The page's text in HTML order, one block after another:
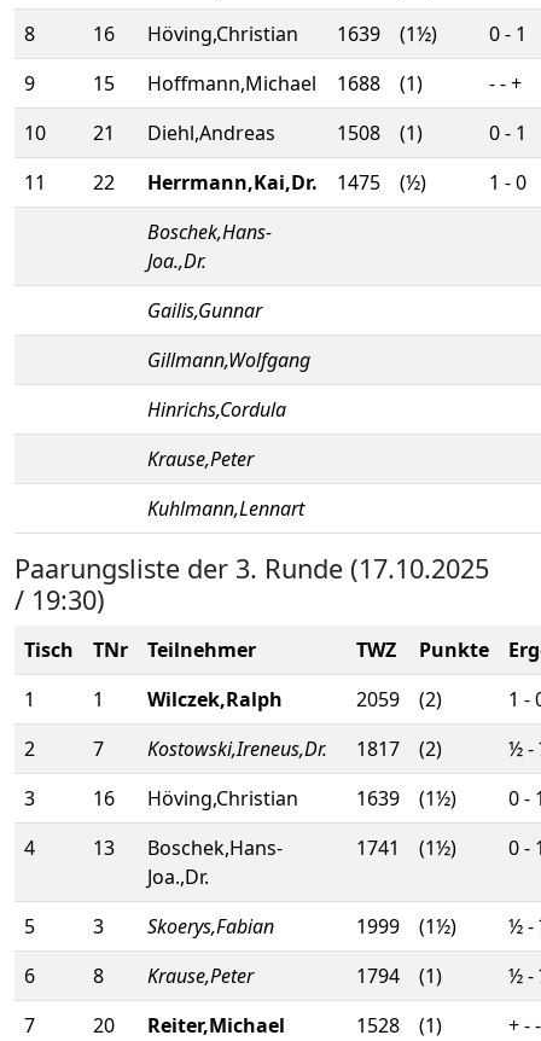
8
16 Höving,Christian 1639 (1½)
0 - 1
9
15 Hoffmann,Michael 1688 (1)
- - +
10
21 Diehl,Andreas 1508 (1)
0 - 1
11
22 Herrmann,Kai,Dr. 1475 (½)
1 - 0
Boschek,Hans-
Joa.,Dr.
Gailis,Gunnar
Gillmann,Wolfgang
Hinrichs,Cordula
Krause,Peter
Kuhlmann,Lennart
Paarungsliste der 3. Runde (17.10.2025
/ 19:30)
Tisch TNr Teilnehmer TWZ Punkte
1
1 Wilczek,Ralph 2059 (2)
1 -
2
7 Kostowski,Ireneus,Dr. 1817 (2)
½ -
3
16 Höving,Christian 1639 (1½)
0 -
4
13
Boschek,Hans-
Joa.,Dr.
1741 (1½) 0 -
5 3 Skoerys,Fabian 1999 (1½)
½ -
6
8 Krause,Peter 1794 (1)
½ -
7
20 Reiter,Michael 1528 (1)
+ - -